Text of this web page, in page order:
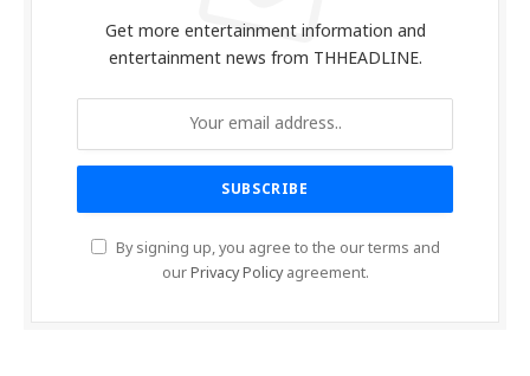
Get more entertainment information and
entertainment news from THHEADLINE.
By signing up, you agree to the our terms and
ourPrivacy Policyagreement.